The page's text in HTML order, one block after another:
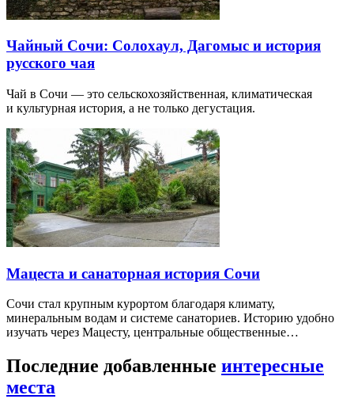
Чайный Сочи: Солохаул, Дагомыс и история
русского чая
Чай в Сочи — это сельскохозяйственная, климатическая
и культурная история, а не только дегустация.
Мацеста и санаторная история Сочи
Сочи стал крупным курортом благодаря климату,
минеральным водам и системе санаториев. Историю удобно
изучать через Мацесту, центральные общественные…
Последние добавленные интересные
места